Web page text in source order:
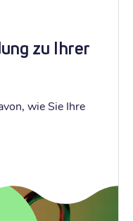
zu Ihrer
wie Sie Ihre